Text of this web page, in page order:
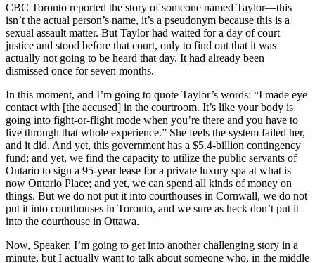
CBC Toronto reported the story of someone named Taylor—this
isn’t the actual person’s name, it’s a pseudonym because this is a
sexual assault matter. But Taylor had waited for a day of court
justice and stood before that court, only to find out that it was
actually not going to be heard that day. It had already been
dismissed once for seven months.
In this moment, and I’m going to quote Taylor’s words: “I made eye
contact with [the accused] in the courtroom. It’s like your body is
going into fight-or-flight mode when you’re there and you have to
live through that whole experience.” She feels the system failed her,
and it did. And yet, this government has a $5.4-billion contingency
fund; and yet, we find the capacity to utilize the public servants of
Ontario to sign a 95-year lease for a private luxury spa at what is
now Ontario Place; and yet, we can spend all kinds of money on
things. But we do not put it into courthouses in Cornwall, we do not
put it into courthouses in Toronto, and we sure as heck don’t put it
into the courthouse in Ottawa.
Now, Speaker, I’m going to get into another challenging story in a
minute, but I actually want to talk about someone who, in the middle